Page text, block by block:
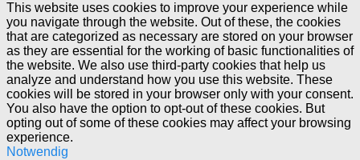
This website uses cookies to improve your experience while
you navigate through the website. Out of these, the cookies
that are categorized as necessary are stored on your browser
as they are essential for the working of basic functionalities of
the website. We also use third-party cookies that help us
analyze and understand how you use this website. These
cookies will be stored in your browser only with your consent.
You also have the option to opt-out of these cookies. But
opting out of some of these cookies may affect your browsing
experience.
Notwendig